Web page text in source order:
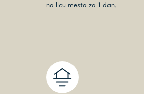
na licu mesta za 1 dan.